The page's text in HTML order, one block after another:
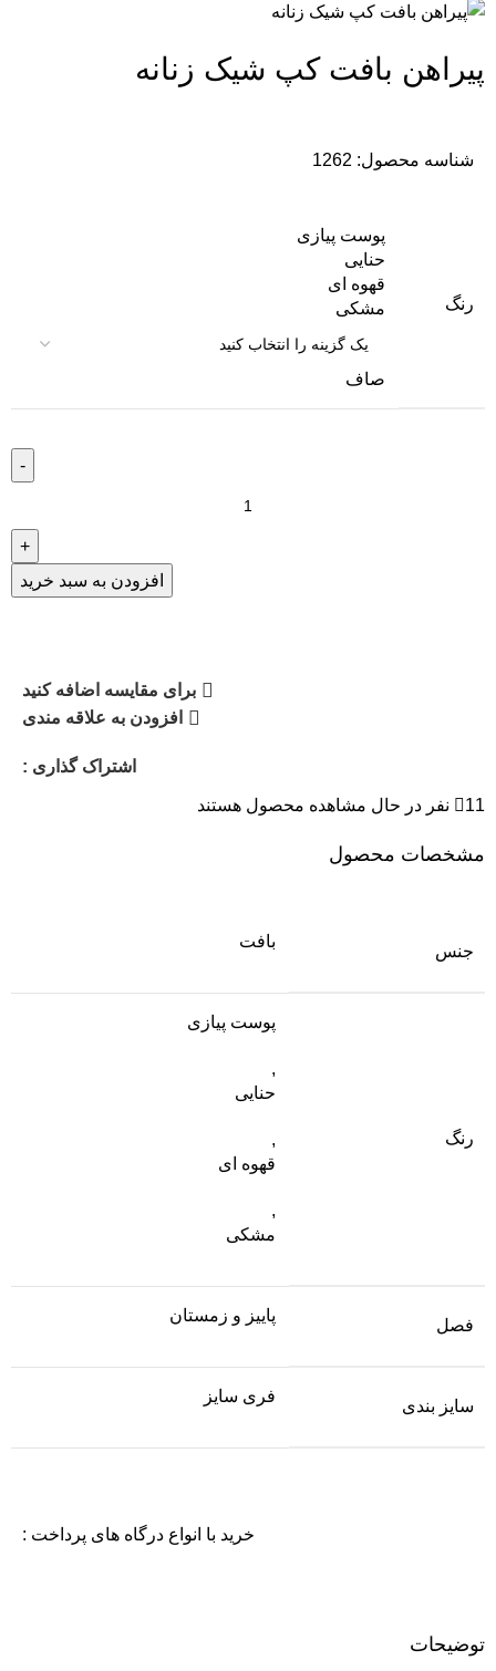
پیراهن بافت کپ شیک زنانه
شناسه محصول: 1262
رنگ
پوست پیازی
حنایی
قهوه ای
مشکی
صاف
افزودن به سبد خرید
برای مقایسه اضافه کنید
افزودن به علاقه مندی
اشتراک گذاری :
11 نفر در حال مشاهده محصول هستند
مشخصات محصول
جنس
بافت
رنگ
پوست پیازی
,
حنایی
,
قهوه ای
,
مشکی
فصل
پاییز و زمستان
سایز بندی
فری سایز
خرید با انواع درگاه های پرداخت :
توضیحات